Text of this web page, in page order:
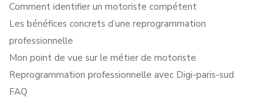
Comment identifier un motoriste compétent
Les bénéfices concrets d’une reprogrammation
professionnelle
Mon point de vue sur le métier de motoriste
Reprogrammation professionnelle avec Digi-paris-sud
FAQ